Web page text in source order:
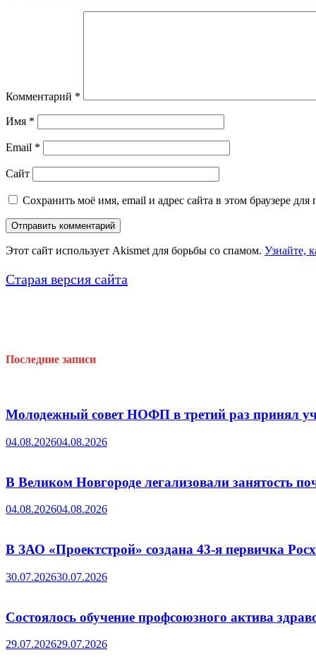
Комментарий *
Имя *
Email *
Сайт
Сохранить моё имя, email и адрес сайта в этом браузере
Этот сайт использует Akismet для борьбы со спамом. Узнайте,
Старая версия сайта
Последние записи
Молодежный совет НОФП в третий раз принял
04.08.202604.08.2026
В Великом Новгороде легализовали занятость
04.08.202604.08.2026
В ЗАО «Проектстрой» создана 43-я первичка
30.07.202630.07.2026
Состоялось обучение профсоюзного актива
29.07.202629.07.2026